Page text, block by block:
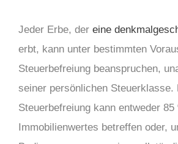
Jeder Erbe, der eine
erbt, kann unter bestimmten
Steuerbefreiung beanspruchen,
seiner persönlichen Steuerklasse.
Steuerbefreiung kann entweder 85
Immobilienwertes betreffen oder,